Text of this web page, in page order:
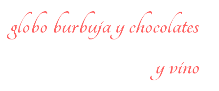
globo burbuja y chocolates
y vino